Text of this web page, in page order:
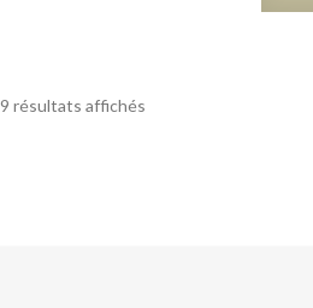
9 résultats affichés